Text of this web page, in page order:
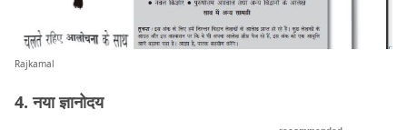
Rajkamal
4. नया ज्ञानोदय